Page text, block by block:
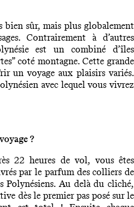
bien sûr, mais plus globalement
Contrairement à d’autres
est un combiné d’îles
coté montagne. Cette grande
un voyage aux plaisirs variés.
avec lequel vous vivrez
?
22 heures de vol, vous êtes
par le parfum des colliers de
Polynésiens. Au delà du cliché,
dès le premier pas posé sur le